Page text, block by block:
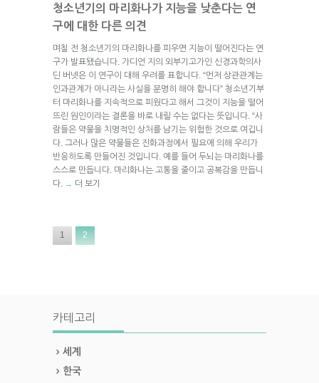
청소년기의 마리화나가 지능을 낮춘다는 연
구에 대한 다른 의견
며칠 전 청소년기의 마리화나를 피우면 지능이 떨어진다는 연
구가 발표됐습니다. 가디언 지의 외부기고가인 신경과학의사
딘 버넷은 이 연구이 대해 우려를 표합니다. “먼저 상관관계는
인과관계가 아니라는 사실을 분명히 해야 합니다” 청소년기부
터 마리화나를 지속적으로 피웠다고 해서 그것이 지능을 떨어
뜨린 원인이라는 결론을 바로 내릴 수는 없다는 뜻입니다. “사
람들은 약물을 치명적인 상처를 남기는 위험한 것으로 여깁니
다. 그러나 많은 약물들은 진화과정에서 필요에 의해 우리가
반응하도록 만들어진 것입니다. 예를 들어 두뇌는 마리화나를
스스로 만듭니다. 마리화나는 고통을 줄이고 공복감을 만듭니
다.
→ 더 보기
1 2
카테고리
세계
한국